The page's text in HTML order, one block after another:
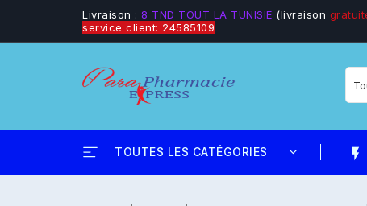
Livraison : 8 TND TOUT LA TUNISIE (livraison
service client: 24585109
TOUTES LES CATÉGORIES flash_on